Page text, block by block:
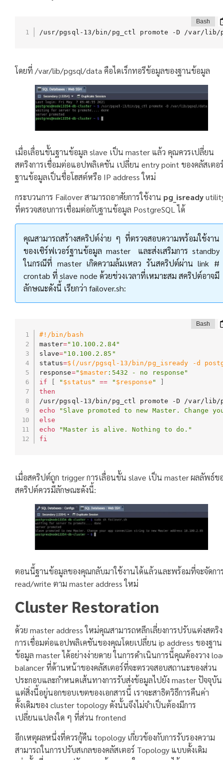
/usr/pgsql-13/bin/pg_ctl promote -D /var/lib/
โดยที่ /var/lib/pgsql/data คือไดเร็กทอรีข้อมูลของฐานข้อมูล
เมื่อเลื่อนขั้นฐานข้อมูล slave เป็น master แล้ว คุณควรเปลี่ยน
สตริงการเชื่อมต่อแอปพลิเคชัน เปลี่ยน entry point ของคลัสเตอ
ฐานข้อมูลเป็นชื่อโฮสต์หรือ IP address ใหม่
กระบวนการ Failover สามารถอาศัยการใช้งาน pg_isready
ที่ตรวจสอบการเชื่อมต่อกับฐานข้อมูล PostgreSQL ได้
คุณสามารถสร้างสคริปต์ง่าย ๆ ที่ตรวจสอบความพร้อมใช้งาน
ของเซิร์ฟเวอร์ฐานข้อมูล master และส่งเสริมการ standby
ในกรณีที่ master เกิดความล้มเหลว รันสคริปต์ผ่าน link #
crontab ที่ slave node ด้วยช่วงเวลาที่เหมาะสม สคริปต์อาจมี
ลักษณะดังนี้ เรียกว่า failover.sh:
#!/bin/bash
master="10.100.2.84"
slave="10.100.2.85"
status=$( /usr/pgsql-13/bin/pg_isready -d
response=" $master :5432 - no response"
if
" $status " == " $response "
then
echo
"Slave promoted to new Master. Change
else
echo
"Master is alive. Nothing to do."
fi
เมื่อสคริปต์ถูก trigger การเลื่อนขั้น slave เป็น master ผลลัพธ์ข
สคริปต์ควรมีลักษณะดังนี้:
ตอนนี้ฐานข้อมูลของคุณกลับมาใช้งานได้แล้วและพร้อมที่จะจัดกา
read/write ตาม master address ใหม่
Cluster Restoration
ด้วย master address ใหม่คุณสามารถหลีกเลี่ยงการปรับแต่งสตริง
การเชื่อมต่อแอปพลิเคชันของคุณโดยเปลี่ยน ip address ของฐาน
ข้อมูล master ได้อย่างง่ายดาย ในการดำเนินการนี้คุณต้องวาง
balancer ที่ด้านหน้าของคลัสเตอร์ที่จะตรวจสอบสถานะของส่วน
ประกอบและกำหนดเส้นทางการรับส่งข้อมูลไปยัง master ปัจจุบัน
แต่สิ่งนี้อยู่นอกขอบเขตของเอกสารนี้ เราจะสาธิตวิธีการคืนค่า
ดั้งเดิมของ cluster topology ดังนั้นจึงไม่จำเป็นต้องมีการ
เปลี่ยนแปลงใด ๆ ที่ส่วน frontend
อีกเหตุผลหนึ่งที่ควรกู้คืน topology เกี่ยวข้องกับการรับรองความ
สามารถในการปรับสเกลของคลัสเตอร์ Topology แบบดั้งเดิม